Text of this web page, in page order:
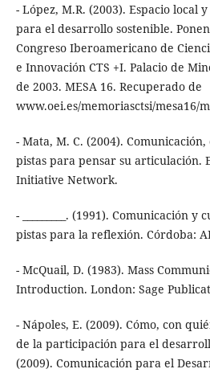
- López, M.R. (2003). Espacio local
para el desarrollo sostenible.
Congreso Iberoamericano de
e Innovación CTS +I. Palacio de
de 2003. MESA 16. Recuperado de
www.oei.es/memoriasctsi/mesa16/
- Mata, M. C. (2004).
pistas para pensar su articulación.
Initiative Network.
- _________. (1991). Comunicación
pistas para la reflexión. Córdoba:
- McQuail, D. (1983). Mass
Introduction. London: Sage
- Nápoles, E. (2009). Cómo, con
de la participación para el
(2009). Comunicación para el